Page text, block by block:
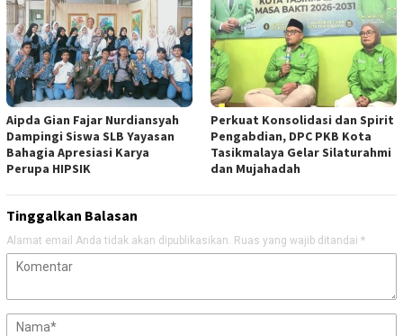
Aipda Gian Fajar Nurdiansyah
Dampingi Siswa SLB Yayasan
Bahagia Apresiasi Karya
Perupa HIPSIK
Perkuat Konsolidasi dan Spirit
Pengabdian, DPC PKB Kota
Tasikmalaya Gelar Silaturahmi
dan Mujahadah
Tinggalkan Balasan
Alamat email Anda tidak akan dipublikasikan. Ruas yang wajib ditandai *